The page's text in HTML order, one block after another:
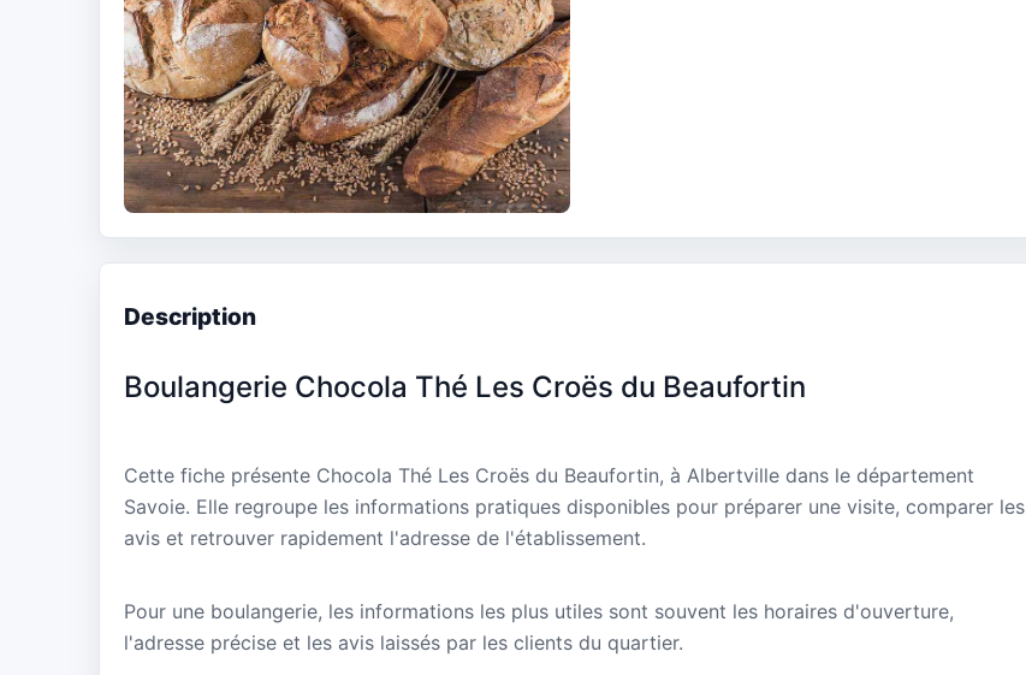
Description
Boulangerie Chocola Thé Les Croës du Beaufortin
Cette fiche présente Chocola Thé Les Croës du Beaufortin, à Albertville dans le département
Savoie. Elle regroupe les informations pratiques disponibles pour préparer une visite, comparer les
avis et retrouver rapidement l'adresse de l'établissement.
Pour une boulangerie, les informations les plus utiles sont souvent les horaires d'ouverture,
l'adresse précise et les avis laissés par les clients du quartier.